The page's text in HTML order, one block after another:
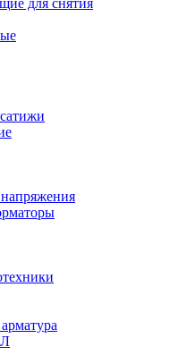
для снятия